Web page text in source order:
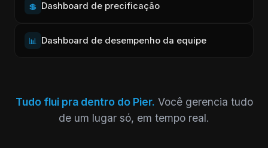
💲 Dashboard de precificação
📊 Dashboard de desempenho da equipe
Tudo flui pra dentro do Pier. Você gerencia tudo
de um lugar só, em tempo real.